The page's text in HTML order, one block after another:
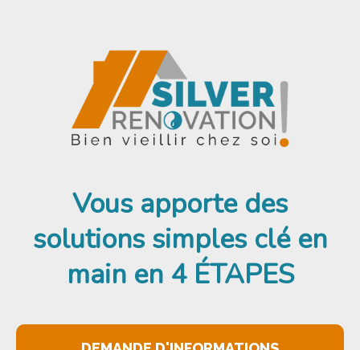
Vous apporte des
solutions simples clé en
mainen 4 ÉTAPES